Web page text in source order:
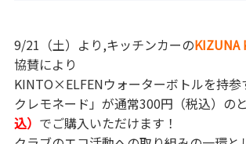
9/21（土）より,キッチンカーのKIZUNA
協賛により
KINTO×ELFENウォーターボトルを持参
クレモネード」が通常300円（税込）の
込） でご購入いただけます！